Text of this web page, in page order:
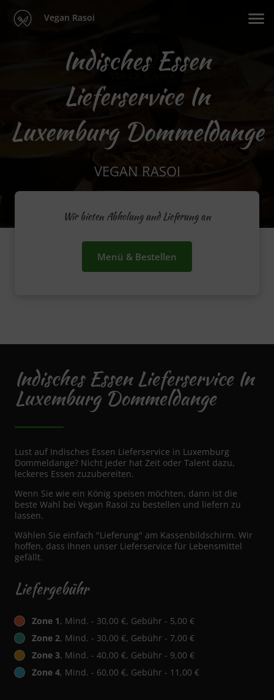
Vegan Rasoi
Indisches Essen
Lieferservice In
Luxemburg Dommeldange
VEGAN RASOI
Wir bieten Abholung und Lieferung an
Menü & Bestellen
Indisches Essen Lieferservice In
Luxemburg Dommeldange
Lust auf Indisches Essen Lieferservice in Luxemburg
Dommeldange? Nicht jeder hat Zeit oder Talent dazu,
leckeres Essen zuzubereiten.
Wenn Sie wie ein König speisen möchten, dann ist die
beste Wahl bei Vegan Rasoi zu bestellen und liefern zu
lassen.
Wählen Sie einfach "Lieferung" am Kassenbildschirm. Wir
hoffen, dass Ihnen unser Lieferservice für Lebensmittel
gefällt.
Liefergebühr
Zone 1, Mind. - 30,00 €, Gebühr - 5,00 €
Zone 2, Mind. - 30,00 €, Gebühr - 7,00 €
Zone 3, Mind. - 40,00 €, Gebühr - 9,00 €
Zone 4, Mind. - 60,00 €, Gebühr - 11,00 €